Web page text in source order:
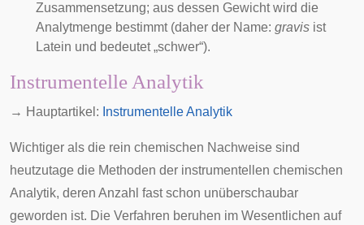
Zusammensetzung; aus dessen Gewicht wird die
Analytmenge bestimmt (daher der Name: gravis ist
Latein und bedeutet „schwer“).
Instrumentelle Analytik
→ Hauptartikel: Instrumentelle Analytik
Wichtiger als die rein chemischen Nachweise sind
heutzutage die Methoden der instrumentellen chemischen
Analytik, deren Anzahl fast schon unüberschaubar
geworden ist. Die Verfahren beruhen im Wesentlichen auf